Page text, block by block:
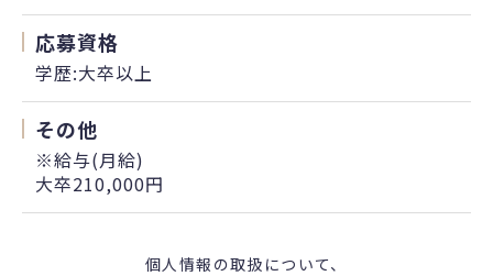
応募資格
学歴:大卒以上
その他
※給与(月給)
大卒210,000円
個人情報の取扱について、